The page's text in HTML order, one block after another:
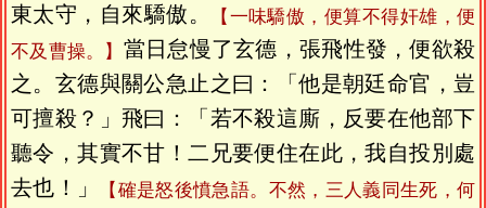
東太守，自來驕傲。
【一味驕傲，便算不得奸雄，便
不及曹操。】 當日怠慢了玄德，張飛性發，便欲殺
之。玄德與關公急止之曰：「他是朝廷命官，豈
可擅殺？」飛曰：「若不殺這廝，反要在他部下
聽令，其實不甘！二兄要便住在此，我自投別處
去也！」
【確是怒後憤急語。不然，三人義同生死，何